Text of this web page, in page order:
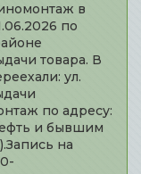
в
по
товара. В
ул.
по адресу:
и бывшим
на